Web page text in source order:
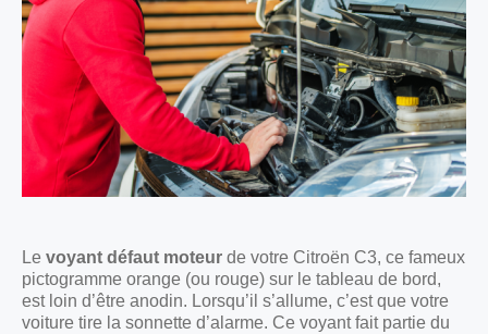
Le voyant défaut moteur de votre Citroën C3, ce fameux
pictogramme orange (ou rouge) sur le tableau de bord,
est loin d’être anodin. Lorsqu’il s’allume, c’est que votre
voiture tire la sonnette d’alarme. Ce voyant fait partie du